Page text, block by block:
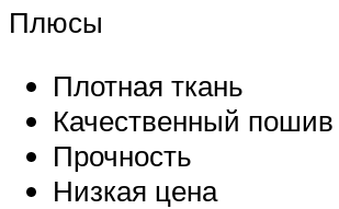
Плюсы
Плотная ткань
Качественный пошив
Прочность
Низкая цена